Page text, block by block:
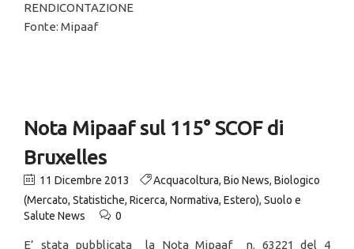
RENDICONTAZIONE
Fonte: Mipaaf
Nota Mipaaf sul 115° SCOF di
Bruxelles
11 Dicembre 2013 Acquacoltura, Bio News, Biologico
(Mercato, Statistiche, Ricerca, Normativa, Estero), Suolo e
Salute News
0
E’ stata pubblicata la Nota Mipaaf n. 63221 del 4